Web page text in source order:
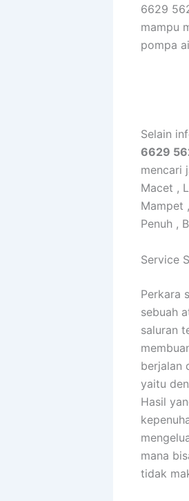
6629
mampu
pompa
Selain
6629
mencari
Macet ,
Mampet
Penuh ,
Service
Perkara
sebuah
saluran
berjalan
yaitu
Hasil
mana
tidak